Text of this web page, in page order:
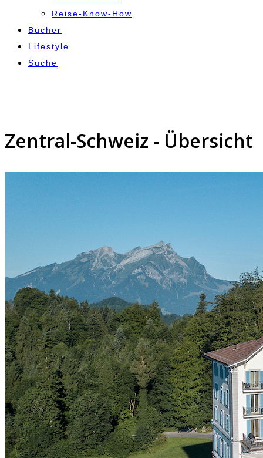
Reise-Know-How
Bücher
Lifestyle
Suche
Zentral-Schweiz - Übersicht